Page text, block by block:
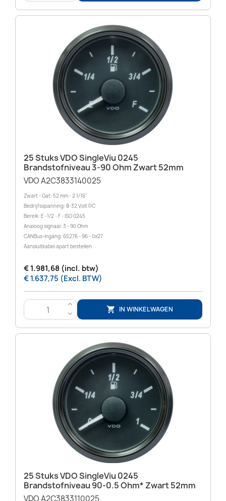
25 Stuks VDO SingleViu 0245
Brandstofniveau 3-90 Ohm Zwart 52mm
VDO A2C3833140025
Zwart - Gat: 52 mm - 2 1/16"
Bedrijfsspanning: 8-32 Volt DC
Bereik: E -1/2 - F - ISO 0245
Analoog signaal: 3 - 90 Ohm
CANBus-ingang: 65276 - 96 - 0x27
Aansluitkabel apart bestellen
€ 1.981,68 (incl. btw)
€ 1.637,75 (Excl. BTW)
>
<
 IN WINKELWAGEN
25 Stuks VDO SingleViu 0245
Brandstofniveau 90-0.5 Ohm* Zwart 52mm